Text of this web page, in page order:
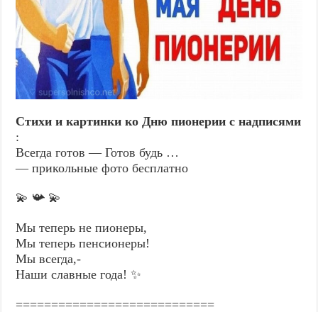
Стихи и картинки ко Дню пионерии с надписями
:
Всегда готов — Готов будь …
— прикольные фото бесплатно
💫 📯 💫
Мы теперь не пионеры,
Мы теперь пенсионеры!
Мы всегда,-
Наши славные года! ✨
============================